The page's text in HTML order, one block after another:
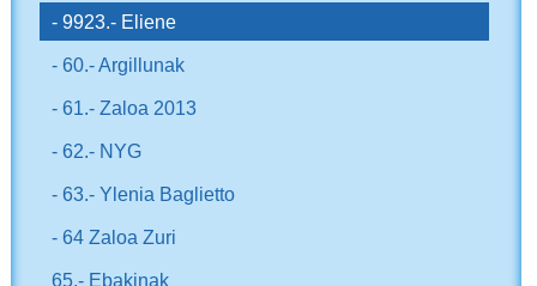
- 9923.- Eliene
- 60.- Argillunak
- 61.- Zaloa 2013
- 62.- NYG
- 63.- Ylenia Baglietto
- 64 Zaloa Zuri
65.- Ebakinak